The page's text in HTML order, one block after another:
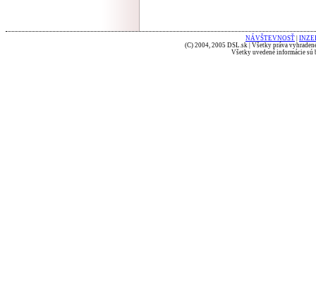
NÁVŠTEVNOSŤ
(C) 2004, 2005 DSL.sk | Všetky práva
Všetky uvedené informácie sú